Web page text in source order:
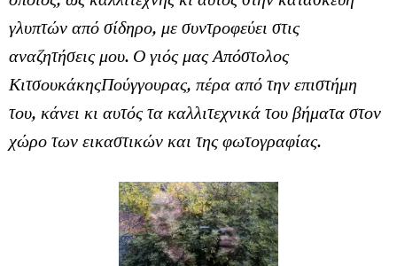
γλυπτών από σίδηρο, με συντροφεύει στις
αναζητήσεις μου. Ο γιός μας Απόστολος
ΚιτσουκάκηςΠούγγουρας, πέρα από την επιστήμη
του, κάνει κι αυτός τα καλλιτεχνικά του βήματα στον
χώρο των εικαστικών και της φωτογραφίας.